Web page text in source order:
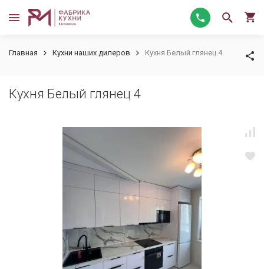
Главная Кухни наших дилеров Кухня Белый глянец 4
Кухня Белый глянец 4